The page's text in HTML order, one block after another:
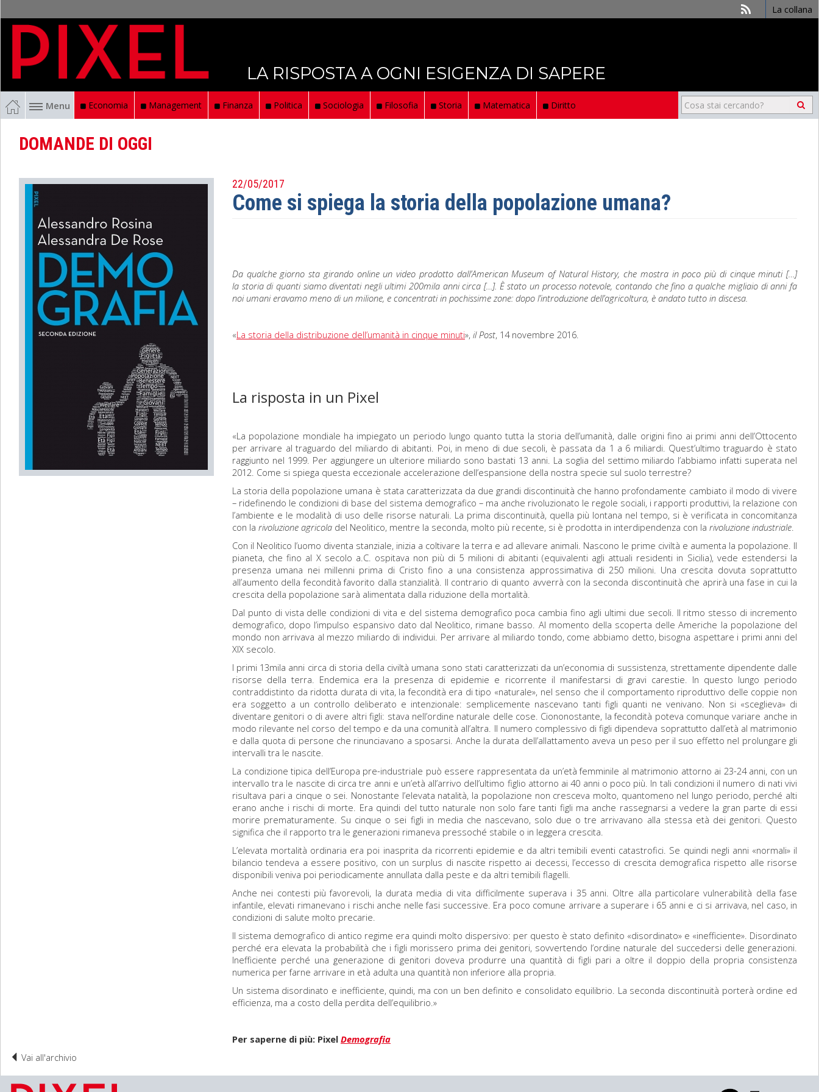
La collana
LA RISPOSTA A OGNI ESIGENZA DI SAPERE
Menu Economia Management Finanza Politica Sociologia Filosofia Storia Matematica Diritto
DOMANDE DI OGGI
22/05/2017
Come si spiega la storia della popolazione umana?
Da qualche giorno sta girando online un video prodotto dall’American Museum of Natural History, che mostra in poco più di cinque minuti […]
la storia di quanti siamo diventati negli ultimi 200mila anni circa […]. È stato un processo notevole, contando che fino a qualche migliaio di anni fa
noi umani eravamo meno di un milione, e concentrati in pochissime zone: dopo l’introduzione dell’agricoltura, è andato tutto in discesa.
«La storia della distribuzione dell’umanità in cinque minuti», il Post, 14 novembre 2016.
La risposta in un Pixel
«La popolazione mondiale ha impiegato un periodo lungo quanto tutta la storia dell’umanità, dalle origini fino ai primi anni dell’Ottocento
per arrivare al traguardo del miliardo di abitanti. Poi, in meno di due secoli, è passata da 1 a 6 miliardi. Quest’ultimo traguardo è stato
raggiunto nel 1999. Per aggiungere un ulteriore miliardo sono bastati 13 anni. La soglia del settimo miliardo l’abbiamo infatti superata nel
2012. Come si spiega questa eccezionale accelerazione dell’espansione della nostra specie sul suolo terrestre?
La storia della popolazione umana è stata caratterizzata da due grandi discontinuità che hanno profondamente cambiato il modo di vivere
– ridefinendo le condizioni di base del sistema demografico – ma anche rivoluzionato le regole sociali, i rapporti produttivi, la relazione con
l’ambiente e le modalità di uso delle risorse naturali. La prima discontinuità, quella più lontana nel tempo, si è verificata in concomitanza
con la rivoluzione agricola del Neolitico, mentre la seconda, molto più recente, si è prodotta in interdipendenza con la rivoluzione industriale.
Con il Neolitico l’uomo diventa stanziale, inizia a coltivare la terra e ad allevare animali. Nascono le prime civiltà e aumenta la popolazione. Il
pianeta, che fino al X secolo a.C. ospitava non più di 5 milioni di abitanti (equivalenti agli attuali residenti in Sicilia), vede estendersi la
presenza umana nei millenni prima di Cristo fino a una consistenza approssimativa di 250 milioni. Una crescita dovuta soprattutto
all’aumento della fecondità favorito dalla stanzialità. Il contrario di quanto avverrà con la seconda discontinuità che aprirà una fase in cui la
crescita della popolazione sarà alimentata dalla riduzione della mortalità.
Dal punto di vista delle condizioni di vita e del sistema demografico poca cambia fino agli ultimi due secoli. Il ritmo stesso di incremento
demografico, dopo l’impulso espansivo dato dal Neolitico, rimane basso. Al momento della scoperta delle Americhe la popolazione del
mondo non arrivava al mezzo miliardo di individui. Per arrivare al miliardo tondo, come abbiamo detto, bisogna aspettare i primi anni del
XIX secolo.
I primi 13mila anni circa di storia della civiltà umana sono stati caratterizzati da un’economia di sussistenza, strettamente dipendente dalle
risorse della terra. Endemica era la presenza di epidemie e ricorrente il manifestarsi di gravi carestie. In questo lungo periodo
contraddistinto da ridotta durata di vita, la fecondità era di tipo «naturale», nel senso che il comportamento riproduttivo delle coppie non
era soggetto a un controllo deliberato e intenzionale: semplicemente nascevano tanti figli quanti ne venivano. Non si «sceglieva» di
diventare genitori o di avere altri figli: stava nell’ordine naturale delle cose. Ciononostante, la fecondità poteva comunque variare anche in
modo rilevante nel corso del tempo e da una comunità all’altra. Il numero complessivo di figli dipendeva soprattutto dall’età al matrimonio
e dalla quota di persone che rinunciavano a sposarsi. Anche la durata dell’allattamento aveva un peso per il suo effetto nel prolungare gli
intervalli tra le nascite.
La condizione tipica dell’Europa pre-industriale può essere rappresentata da un’età femminile al matrimonio attorno ai 23-24 anni, con un
intervallo tra le nascite di circa tre anni e un’età all’arrivo dell’ultimo figlio attorno ai 40 anni o poco più. In tali condizioni il numero di nati vivi
risultava pari a cinque o sei. Nonostante l’elevata natalità, la popolazione non cresceva molto, quantomeno nel lungo periodo, perché alti
erano anche i rischi di morte. Era quindi del tutto naturale non solo fare tanti figli ma anche rassegnarsi a vedere la gran parte di essi
morire prematuramente. Su cinque o sei figli in media che nascevano, solo due o tre arrivavano alla stessa età dei genitori. Questo
significa che il rapporto tra le generazioni rimaneva pressoché stabile o in leggera crescita.
L’elevata mortalità ordinaria era poi inasprita da ricorrenti epidemie e da altri temibili eventi catastrofici. Se quindi negli anni «normali» il
bilancio tendeva a essere positivo, con un surplus di nascite rispetto ai decessi, l’eccesso di crescita demografica rispetto alle risorse
disponibili veniva poi periodicamente annullata dalla peste e da altri temibili flagelli.
Anche nei contesti più favorevoli, la durata media di vita difficilmente superava i 35 anni. Oltre alla particolare vulnerabilità della fase
infantile, elevati rimanevano i rischi anche nelle fasi successive. Era poco comune arrivare a superare i 65 anni e ci si arrivava, nel caso, in
condizioni di salute molto precarie.
Il sistema demografico di antico regime era quindi molto dispersivo: per questo è stato definito «disordinato» e «inefficiente». Disordinato
perché era elevata la probabilità che i figli morissero prima dei genitori, sovvertendo l’ordine naturale del succedersi delle generazioni.
Inefficiente perché una generazione di genitori doveva produrre una quantità di figli pari a oltre il doppio della propria consistenza
numerica per farne arrivare in età adulta una quantità non inferiore alla propria.
Un sistema disordinato e inefficiente, quindi, ma con un ben definito e consolidato equilibrio. La seconda discontinuità porterà ordine ed
efficienza, ma a costo della perdita dell’equilibrio.»
Per saperne di più: Pixel Demografia
Vai all'archivio